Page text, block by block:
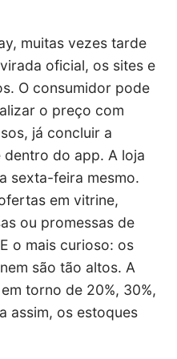
muitas vezes tarde
oficial, os sites e
O consumidor pode
o preço com
já concluir a
do app. A loja
sexta-feira mesmo.
em vitrine,
ou promessas de
o mais curioso: os
são tão altos. A
torno de 20%, 30%,
assim, os estoques